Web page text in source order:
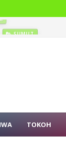
SUMUT
TOKOH